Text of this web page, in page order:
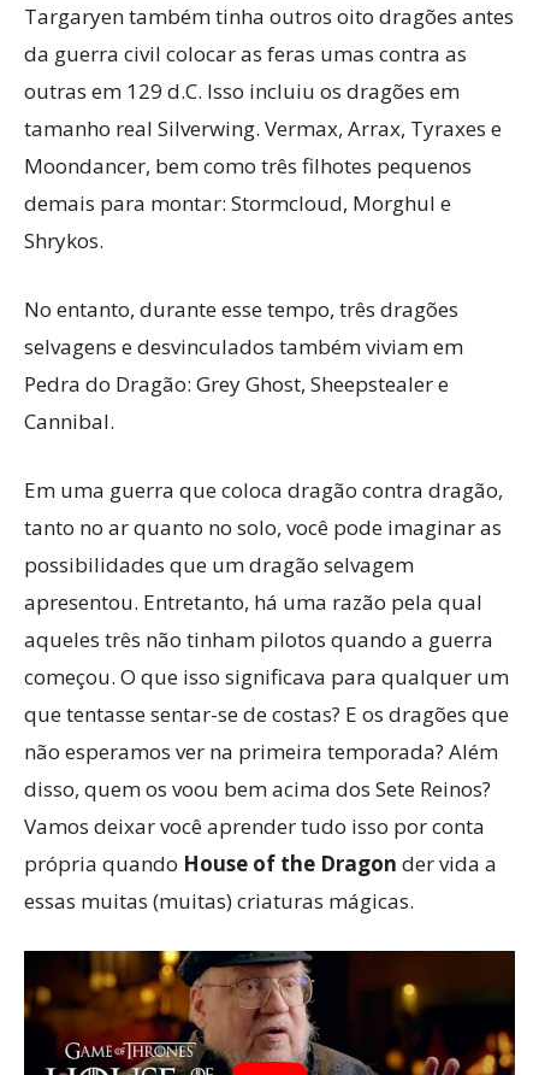
Targaryen também tinha outros oito dragões antes
da guerra civil colocar as feras umas contra as
outras em 129 d.C. Isso incluiu os dragões em
tamanho real Silverwing. Vermax, Arrax, Tyraxes e
Moondancer, bem como três filhotes pequenos
demais para montar: Stormcloud, Morghul e
Shrykos.
No entanto, durante esse tempo, três dragões
selvagens e desvinculados também viviam em
Pedra do Dragão: Grey Ghost, Sheepstealer e
Cannibal.
Em uma guerra que coloca dragão contra dragão,
tanto no ar quanto no solo, você pode imaginar as
possibilidades que um dragão selvagem
apresentou. Entretanto, há uma razão pela qual
aqueles três não tinham pilotos quando a guerra
começou. O que isso significava para qualquer um
que tentasse sentar-se de costas? E os dragões que
não esperamos ver na primeira temporada? Além
disso, quem os voou bem acima dos Sete Reinos?
Vamos deixar você aprender tudo isso por conta
própria quando House of the Dragon der vida a
essas muitas (muitas) criaturas mágicas.